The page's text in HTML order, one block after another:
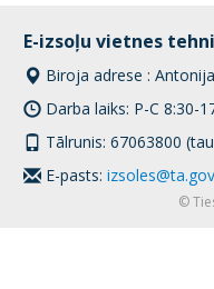
E-izsoļu vietnes
Biroja adrese :
Darba laiks: P-C 8:30-
Tālrunis: 67063800
E-pasts:
©